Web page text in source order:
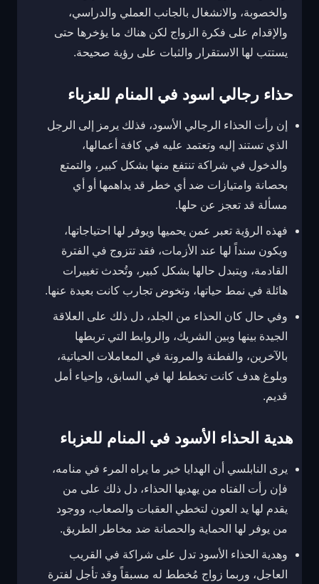
والخصوبة، والانشغال بالجانب العملي والدراسي،
والإقدام على فكرة الزواج لكن هناك ما يؤخرها حتى
يستتب لها الاستقرار والثبات على رؤية صحيحة.
حذاء رجالي اسود في المنام للعزباء
إن رأت الحذاء الرجالي الأسود، فذلك يرمز إلى الرجل
الذي تستند إليه وتعتمد عليه في كافة أعمالها،
والدخول في شراكة تنتفع منها بشكل كبير، والتمتع
بحصانة وامتيازات ضد أي خطر قد يداهمها أو أي
مسألة قد تعجز عن حلها.
فهذه الرؤية تعبر عمن يحميها ويوفر لها احتياجاتها،
ويكون سنداً لها عند الأزمات، فقد تتزوج في الفترة
القادمة، ويتبدل حالها بشكل كبير، وتُحدث تغييرات
هائلة في نمط حياتها، وتخوض تجارب كانت بعيدة عنها.
وفي حال كان الحذاء من الجلد، دل ذلك على العلاقة
الجيدة بينها وبين الشريك، والروابط التي تربطها
بالآخرين، والفطنة والمرونة في المعاملات الحياتية،
وبلوغ هدف كانت تخطط لها في السابق، وإحياء أمل
قديم.
هدية الحذاء الأسود في المنام للعزباء
يرى النابلسي أن الهدايا خير ما يراه المرء في منامه،
فإن رأت الفتاه من يهديها الحذاء، دل ذلك على من
يقدم لها يد العون لتخطي العقبات والصعاب، ووجود
من يوفر لها الحماية والحصانة ضد مخاطر الطريق.
وهدية الحذاء الأسود تدل على شراكة في القريب
العاجل، وربما زواج مُخطط له مسبقاً وقد تأجل لفترة